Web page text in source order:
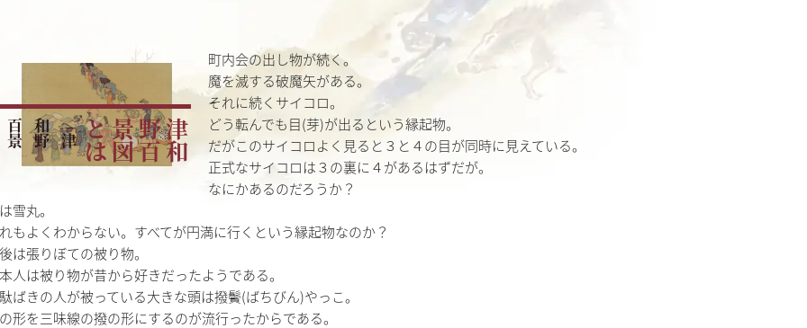
津
和
野
百
景
図
と
は
「
津
和
野
百
景
図
」
を
読
み
解
町内会の出し物が続く。
魔を滅する破魔矢がある。
それに続くサイコロ。
どう転んでも目(芽)が出るという縁起物。
だがこのサイコロよく見ると３と４の目が同時に見えている。
正式なサイコロは３の裏に４があるはずだが。
なにかあるのだろうか？
雪丸。
もよくわからない。すべてが円満に行くという縁起物なのか？
は張りぼての被り物。
人は被り物が昔から好きだったようである。
ばきの人が被っている大きな頭は撥鬢(ばちびん)やっこ。
形を三味線の撥の形にするのが流行ったからである。